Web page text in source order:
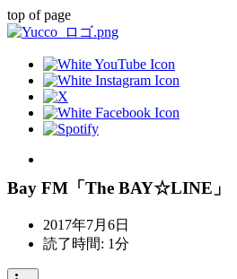
top of page
Bay FM「The BAY☆LINE」
2017年7月6日
読了時間: 1分